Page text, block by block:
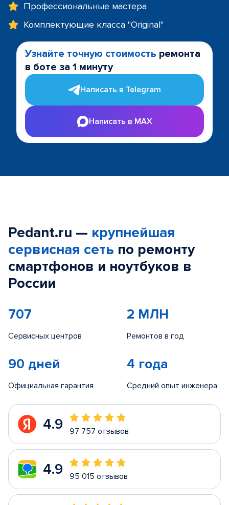
Профессиональные мастера
Комплектующие класса "Original"
Узнайте точную стоимость ремонта
в боте за 1 минуту
Написать в Telegram
Написать в MAX
Pedant.ru — крупнейшая
сервисная сеть по ремонту
смартфонов и ноутбуков в
России
707
Сервисных центров
2 МЛН
Ремонтов в год
90 дней
Официальная гарантия
4 года
Средний опыт инженера
4.9 97 757 отзывов
4.9 95 015 отзывов